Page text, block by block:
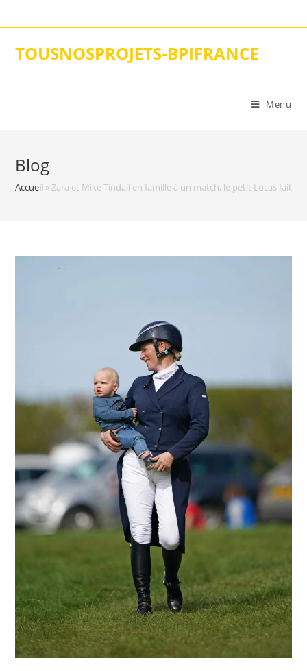
to
TOUSNOSPROJETS-BPIFRANCE
Menu
Blog
Accueil » Zara et Mike Tindall en famille à un match, le petit Lucas fait